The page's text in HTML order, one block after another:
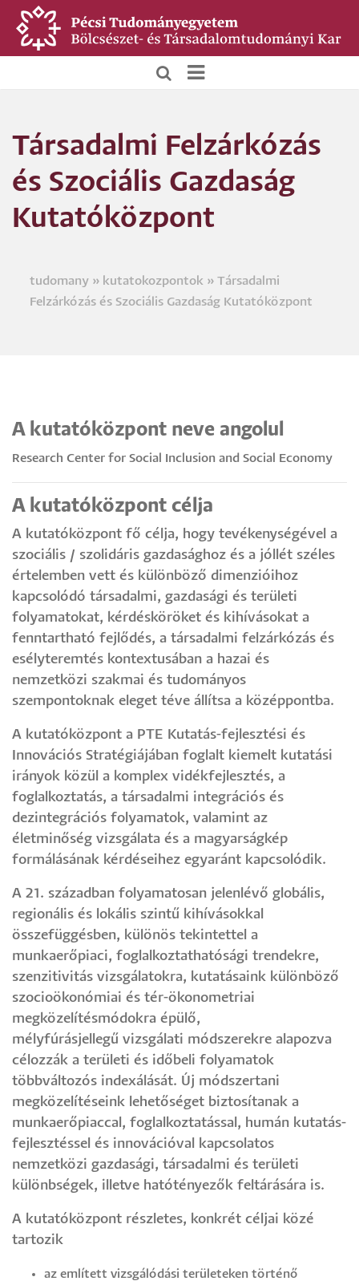
Ugrás
tartalomra
Főoldali
menü
Társadalmi Felzárkózás
és Szociális Gazdaság
Kutatóközpont
Morzsa
tudomany kutatokozpontok
Társadalmi
Felzárkózás és Szociális Gazdaság Kutatóközpont
A kutatóközpont neve angolul
Research Center for Social Inclusion and Social Economy
A kutatóközpont célja
A kutatóközpont fő célja, hogy tevékenységével a
szociális / szolidáris gazdasághoz és a jóllét széles
értelemben vett és különböző dimenzióihoz
kapcsolódó társadalmi, gazdasági és területi
folyamatokat, kérdésköröket és kihívásokat a
fenntartható fejlődés, a társadalmi felzárkózás és
esélyteremtés kontextusában a hazai és
nemzetközi szakmai és tudományos
szempontoknak eleget téve állítsa a középpontba.
A kutatóközpont a PTE Kutatás-fejlesztési és
Innovációs Stratégiájában foglalt kiemelt kutatási
irányok közül a komplex vidékfejlesztés, a
foglalkoztatás, a társadalmi integrációs és
dezintegrációs folyamatok, valamint az
életminőség vizsgálata és a magyarságkép
formálásának kérdéseihez egyaránt kapcsolódik.
A 21. században folyamatosan jelenlévő globális,
regionális és lokális szintű kihívásokkal
összefüggésben, különös tekintettel a
munkaerőpiaci, foglalkoztathatósági trendekre,
szenzitivitás vizsgálatokra, kutatásaink különböző
szocioökonómiai és tér-ökonometriai
megközelítésmódokra épülő,
mélyfúrásjellegű vizsgálati módszerekre alapozva
célozzák a területi és időbeli folyamatok
többváltozós indexálását. Új módszertani
megközelítéseink lehetőséget biztosítanak a
munkaerőpiaccal, foglalkoztatással, humán kutatás-
fejlesztéssel és innovációval kapcsolatos
nemzetközi gazdasági, társadalmi és területi
különbségek, illetve hatótényezők feltárására is.
A kutatóközpont részletes, konkrét céljai közé
tartozik
az említett vizsgálódási területeken történő